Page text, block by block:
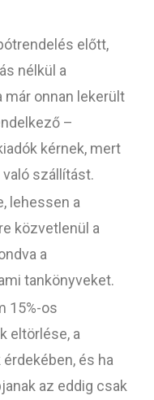
előtt,
nélkül a
onnan lekerült
–
kérnek, mert
szállítást.
lehessen a
közvetlenül a
a
tankönyveket.
15%-os
eltörlése, a
és ha
az eddig csak